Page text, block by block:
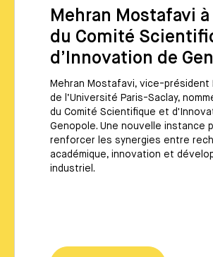
Mehran Mostafavi
du Comité
d’Innovation de
Mehran Mostafavi, vice-président
de l’Université Paris-Saclay,
du Comité Scientifique et
Genopole. Une nouvelle instance
renforcer les synergies entre
académique, innovation et
industriel.